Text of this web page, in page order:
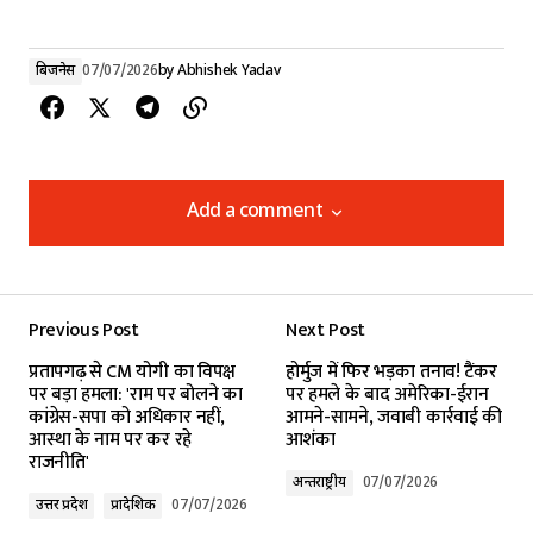
बिजनेस 07/07/2026byAbhishek Yadav
Add a comment
Add a comment
Required fields are marked*
Comment*
Previous Post
प्रतापगढ़ से CM योगी का विपक्ष
पर बड़ा हमला: 'राम पर बोलने का
कांग्रेस-सपा को अधिकार नहीं,
आस्था के नाम पर कर रहे
राजनीति'
उत्तर प्रदेश प्रादेशिक 07/07/2026
Next Post
होर्मुज में फिर भड़का तनाव! टैंकर
पर हमले के बाद अमेरिका-ईरान
आमने-सामने, जवाबी कार्रवाई की
आशंका
अन्तर्राष्ट्रीय 07/07/2026